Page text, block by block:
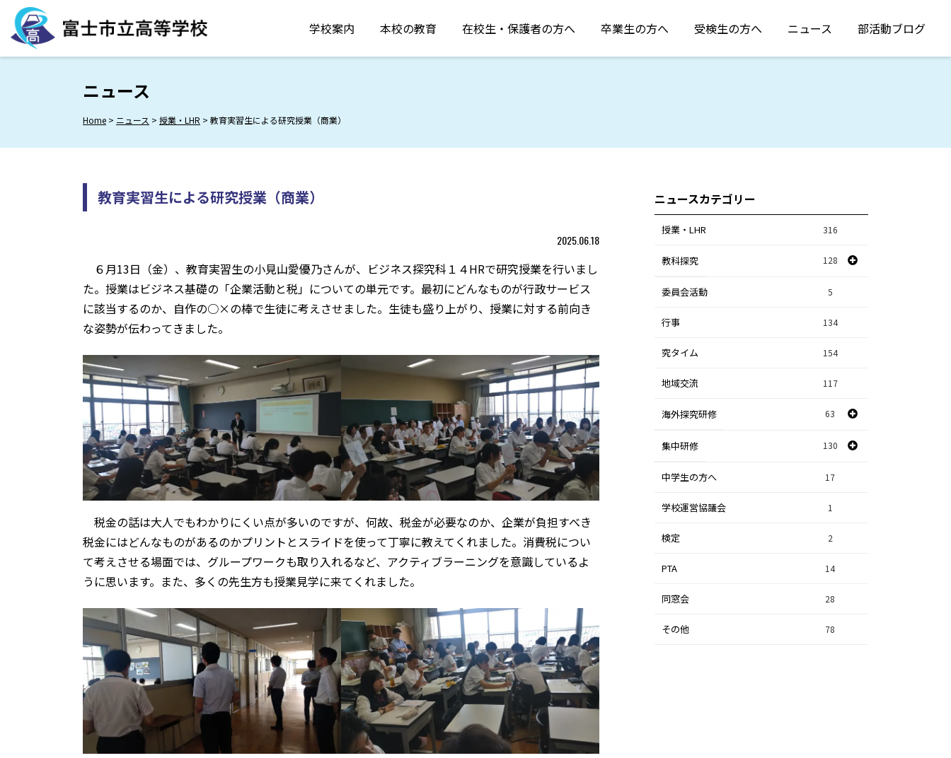
Skip
content
学校案内 本校の教育 在校生・保護者の方へ 卒業生の方へ 受検生の方へ ニュース 部活動ブログ
ニュース
Home > ニュース > 授業・LHR > 教育実習生による研究授業（商業）
教育実習生による研究授業（商業）
2025.06.18
６月13日（金）、教育実習生の小見山愛優乃さんが、ビジネス探究科１４HRで研究授業を行いまし
た。授業はビジネス基礎の「企業活動と税」についての単元です。最初にどんなものが行政サービス
に該当するのか、自作の○×の棒で生徒に考えさせました。生徒も盛り上がり、授業に対する前向き
な姿勢が伝わってきました。
税金の話は大人でもわかりにくい点が多いのですが、何故、税金が必要なのか、企業が負担すべき
税金にはどんなものがあるのかプリントとスライドを使って丁寧に教えてくれました。消費税につい
て考えさせる場面では、グループワークも取り入れるなど、アクティブラーニングを意識しているよ
うに思います。また、多くの先生方も授業見学に来てくれました。
ニュースカテゴリー
授業・LHR 316
教科探究 128
スポーツ探究 1
課題研究 84
自然探究 2
数学探究 2
社会探究 23
人文探究 9
委員会活動 5
行事 134
究タイム 154
地域交流 117
海外探究研修 63
探究研修 28
集中研修 130
集中研修（スポーツ探究科） 36
集中研修（ビジネス探究科） 56
集中研修（総合探究科） 37
中学生の方へ 17
学校運営協議会 1
検定 2
PTA 14
同窓会 28
その他 78